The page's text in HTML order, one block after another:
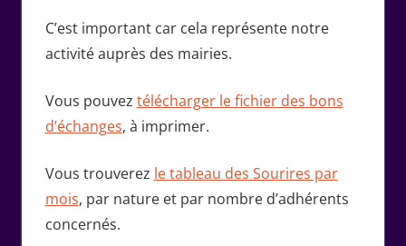
C’est important car cela représente notre
activité auprès des mairies.
Vous pouvez télécharger le fichier des bons
d’échanges, à imprimer.
Vous trouverez le tableau des Sourires par
mois, par nature et par nombre d’adhérents
concernés.